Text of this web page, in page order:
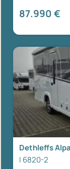
87.990 €
Dethleffs Alpa
I 6820-2